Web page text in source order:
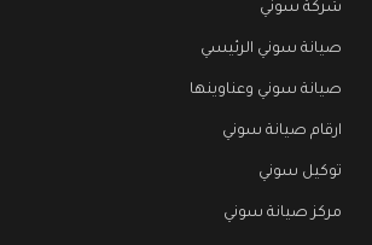
شركة سوني
صيانة سوني الرئيسي
صيانة سوني وعناوينها
ارقام صيانة سوني
توكيل سوني
مركز صيانة سوني